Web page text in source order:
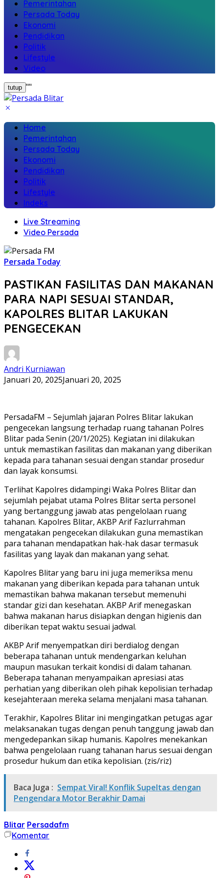
Pemerintahan
Persada Today
Ekonomi
Pendidikan
Politik
Lifestyle
Video
tutup ""
Home
Pemerintahan
Persada Today
Ekonomi
Pendidikan
Politik
Lifestyle
Indeks
Live Streaming
Video Persada
Persada Today
PASTIKAN FASILITAS DAN MAKANAN
PARA NAPI SESUAI STANDAR,
KAPOLRES BLITAR LAKUKAN
PENGECEKAN
Andri Kurniawan
Januari 20, 2025Januari 20, 2025
PersadaFM – Sejumlah jajaran Polres Blitar lakukan
pengecekan langsung terhadap ruang tahanan Polres
Blitar pada Senin (20/1/2025). Kegiatan ini dilakukan
untuk memastikan fasilitas dan makanan yang diberikan
kepada para tahanan sesuai dengan standar prosedur
dan layak konsumsi.
Terlihat Kapolres didampingi Waka Polres Blitar dan
sejumlah pejabat utama Polres Blitar serta personel
yang bertanggung jawab atas pengelolaan ruang
tahanan. Kapolres Blitar, AKBP Arif Fazlurrahman
mengatakan pengecekan dilakukan guna memastikan
para tahanan mendapatkan hak-hak dasar termasuk
fasilitas yang layak dan makanan yang sehat.
Kapolres Blitar yang baru ini juga memeriksa menu
makanan yang diberikan kepada para tahanan untuk
memastikan bahwa makanan tersebut memenuhi
standar gizi dan kesehatan. AKBP Arif menegaskan
bahwa makanan harus disiapkan dengan higienis dan
diberikan tepat waktu sesuai jadwal.
AKBP Arif menyempatkan diri berdialog dengan
beberapa tahanan untuk mendengarkan keluhan
maupun masukan terkait kondisi di dalam tahanan.
Beberapa tahanan menyampaikan apresiasi atas
perhatian yang diberikan oleh pihak kepolisian terhadap
kesejahteraan mereka selama menjalani masa tahanan.
Terakhir, Kapolres Blitar ini mengingatkan petugas agar
melaksanakan tugas dengan penuh tanggung jawab dan
mengedepankan sikap humanis. Kapolres menekankan
bahwa pengelolaan ruang tahanan harus sesuai dengan
prosedur hukum dan etika kepolisian. (zis/riz)
Baca Juga : Sempat Viral! Konflik Supeltas dengan
Pengendara Motor Berakhir Damai
Blitar Persadafm
Komentar